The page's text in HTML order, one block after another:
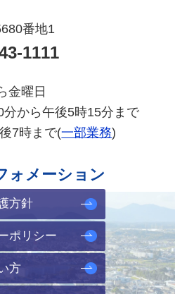
番地1
1111
金曜日
分から午後5時15分まで
7時まで(一部業務)
ォメーション
方針
ポリシー
方